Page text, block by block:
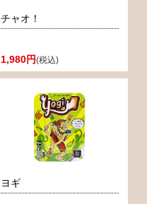
チャオ！
1,980円(税込)
ヨギ